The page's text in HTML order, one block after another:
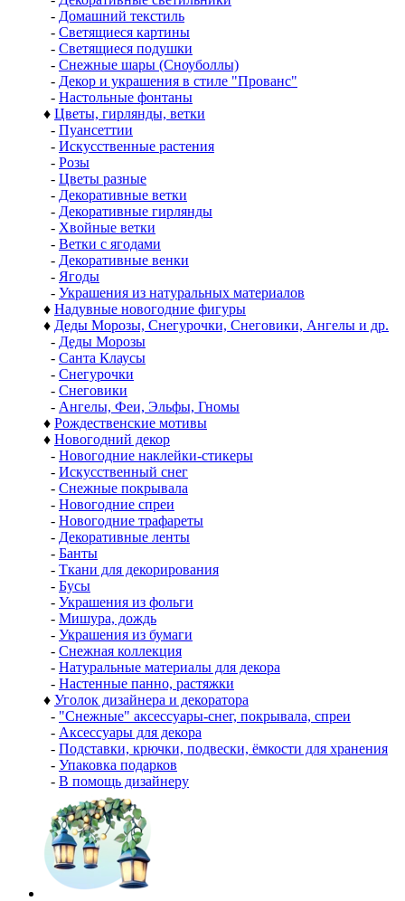
- Домашний текстиль
- Светящиеся картины
- Светящиеся подушки
- Снежные шары (Сноуболлы)
- Декор и украшения в стиле "Прованс"
- Настольные фонтаны
♦ Цветы, гирлянды, ветки
- Пуансеттии
- Искусственные растения
- Розы
- Цветы разные
- Декоративные ветки
- Декоративные гирлянды
- Хвойные ветки
- Ветки с ягодами
- Декоративные венки
- Ягоды
- Украшения из натуральных материалов
♦ Надувные новогодние фигуры
♦ Деды Морозы, Снегурочки, Снеговики, Ангелы и др.
- Деды Морозы
- Санта Клаусы
- Снегурочки
- Снеговики
- Ангелы, Феи, Эльфы, Гномы
♦ Рождественские мотивы
♦ Новогодний декор
- Новогодние наклейки-стикеры
- Искусственный снег
- Снежные покрывала
- Новогодние спреи
- Новогодние трафареты
- Декоративные ленты
- Банты
- Ткани для декорирования
- Бусы
- Украшения из фольги
- Мишура, дождь
- Украшения из бумаги
- Снежная коллекция
- Натуральные материалы для декора
- Настенные панно, растяжки
♦ Уголок дизайнера и декоратора
- "Снежные" аксессуары-снег, покрывала, спреи
- Аксессуары для декора
- Подставки, крючки, подвески, ёмкости для хранения
- Упаковка подарков
- В помощь дизайнеру